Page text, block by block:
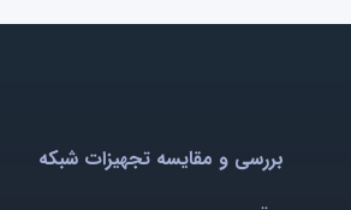
بررسی و مقایسه تجهیزات شبکه